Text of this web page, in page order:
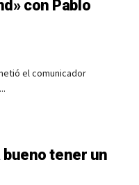
con Pablo
el comunicador
bueno tener un